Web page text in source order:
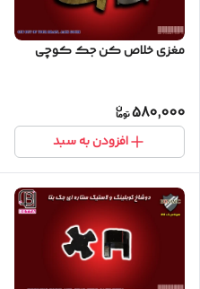
مغزی خلاص کن جک کوچی
580,000
افزودن به سبد